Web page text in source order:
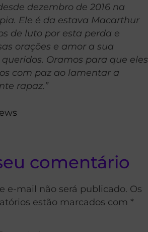
dezembro de 2016 na
Ele é da estava Macarthur
de luto por esta perda e
orações e amor a sua
Oramos para que eles
com paz ao lamentar a
rapaz.”
comentário
e-mail não será publicado. Os
estão marcados com *